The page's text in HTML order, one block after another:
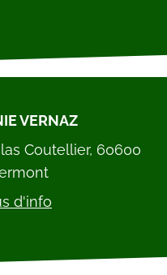
VERNAZ
Coutellier, 60600
d'info